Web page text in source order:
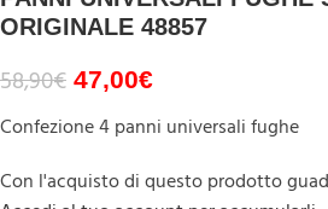
ORIGINALE 48857
58,90€ 47,00€
Confezione 4 panni universali fughe
Con l'acquisto di questo prodotto